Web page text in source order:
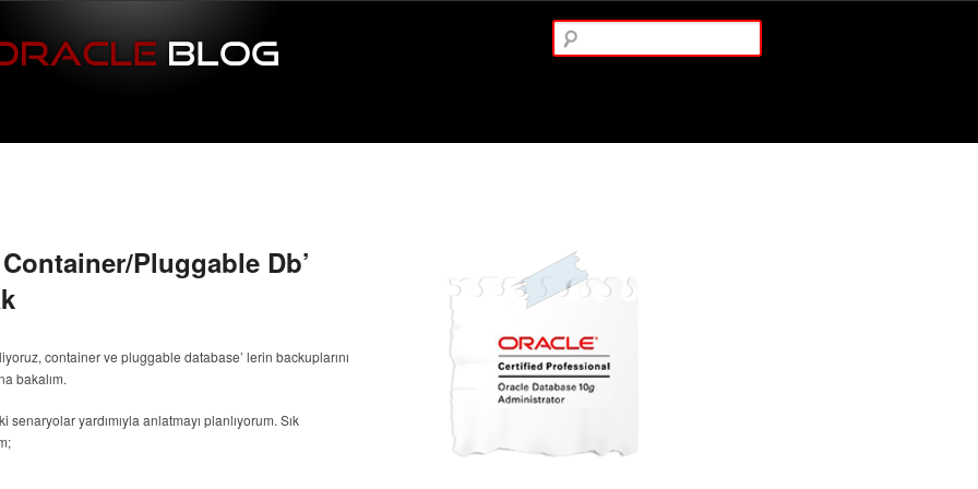
Pluggable Db’
container ve pluggable database’ lerin backuplarını
bakalım.
yardımıyla anlatmayı planlıyorum. Sık